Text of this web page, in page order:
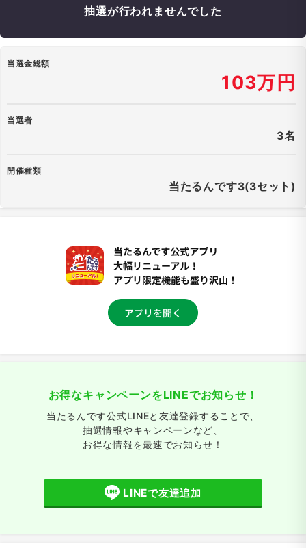
抽選が行われませんでした
当選金総額
103万円
当選者
3名
開催種類
当たるんです3(3セット)
お得なキャンペーンをLINEでお知らせ！
当たるんです公式LINEと友達登録することで、
抽選情報やキャンペーンなど、
お得な情報を最速でお知らせ！
LINEで友達追加